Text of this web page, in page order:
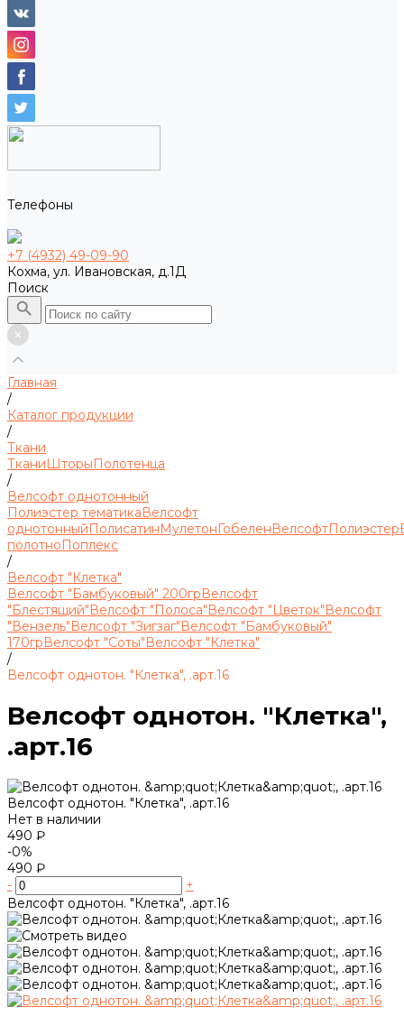
Телефоны
+7 (4932) 49-09-90
Кохма, ул. Ивановская, д.1Д
Поиск
Главная
/
Каталог продукции
/
Ткани
ТканиШторыПолотенца
/
Велсофт однотонный
Полиэстер тематикаВелсофт
однотонныйПолисатинМулетонГобеленВелсофтПолиэстер
полотноПоплекс
/
Велсофт "Клетка"
Велсофт "Бамбуковый" 200грВелсофт
"Блестящий"Велсофт "Полоса"Велсофт "Цветок"Велсофт
"Вензель"Велсофт "Зигзаг"Велсофт "Бамбуковый"
170грВелсофт "Соты"Велсофт "Клетка"
/
Велсофт однотон. "Клетка", .арт.16
Велсофт однотон. "Клетка",
.арт.16
Велсофт однотон. "Клетка", .арт.16
Нет в наличии
490 ₽
-0%
490 ₽
-
+
Велсофт однотон. "Клетка", .арт.16